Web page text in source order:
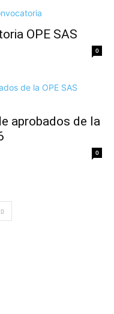
OPE SAS
0
aprobados de la
0